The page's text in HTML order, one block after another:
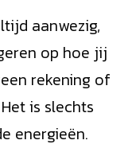
aanwezig,
op hoe jij
rekening of
is slechts
energieën.